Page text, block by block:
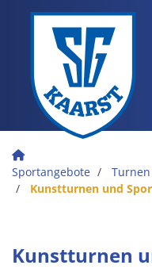
Sportangebote
Turnen
Kunstturnen und
Kunstturnen